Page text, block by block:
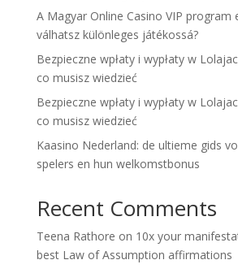
A Magyar Online Casino VIP program
válhatsz különleges játékossá?
Bezpieczne wpłaty i wypłaty w
co musisz wiedzieć
Bezpieczne wpłaty i wypłaty w
co musisz wiedzieć
Kaasino Nederland: de ultieme gids
spelers en hun welkomstbonus
Recent Comments
Teena Rathore on 10x your
best Law of Assumption affirmations